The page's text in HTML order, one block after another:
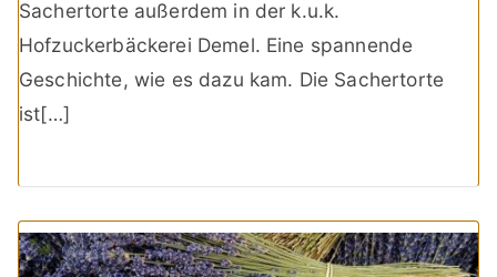
Sachertorte außerdem in der k.u.k.
Hofzuckerbäckerei Demel. Eine spannende
Geschichte, wie es dazu kam. Die Sachertorte
ist[…]